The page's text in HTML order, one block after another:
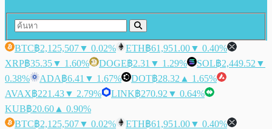
BTC฿2,125,507▼ 0.02% ETH฿61,951.00▼ 0.40%
XRP฿35.35▼ 1.60% DOGE฿2.31 ▼ 1.29% SOL฿2,449.52 ▼
0.38%
ADA฿6.41 ▼ 1.67% DOT฿28.32 ▲ 1.65%
AVAX฿221.43▼ 2.79% LINK฿270.92 ▼ 0.64%
KUB฿20.60 ▲ 0.90%
BTC฿2,125,507▼ 0.02% ETH฿61,951.00▼ 0.40%